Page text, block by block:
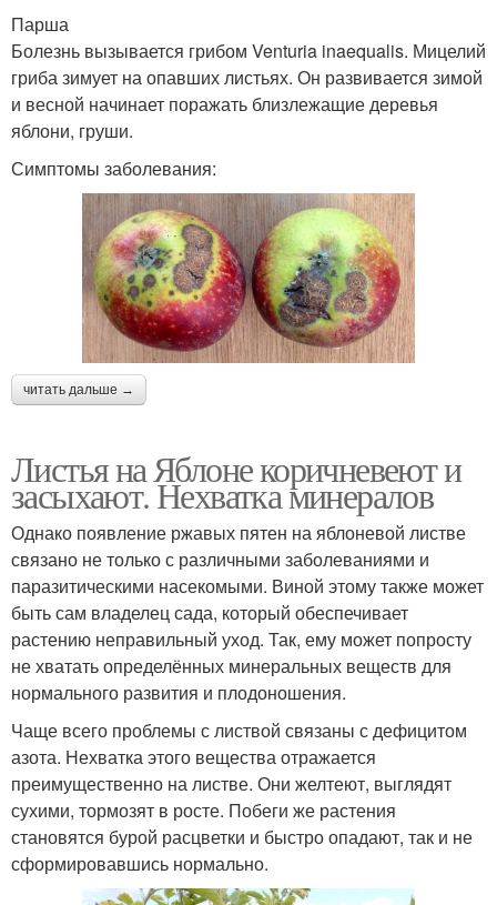
Парша
Болезнь вызывается грибом Venturia inaequalis. Мицелий
гриба зимует на опавших листьях. Он развивается зимой
и весной начинает поражать близлежащие деревья
яблони, груши.
Симптомы заболевания:
читать дальше →
Листья на Яблоне коричневеют и
засыхают. Нехватка минералов
Однако появление ржавых пятен на яблоневой листве
связано не только с различными заболеваниями и
паразитическими насекомыми. Виной этому также может
быть сам владелец сада, который обеспечивает
растению неправильный уход. Так, ему может попросту
не хватать определённых минеральных веществ для
нормального развития и плодоношения.
Чаще всего проблемы с листвой связаны с дефицитом
азота. Нехватка этого вещества отражается
преимущественно на листве. Они желтеют, выглядят
сухими, тормозят в росте. Побеги же растения
становятся бурой расцветки и быстро опадают, так и не
сформировавшись нормально.